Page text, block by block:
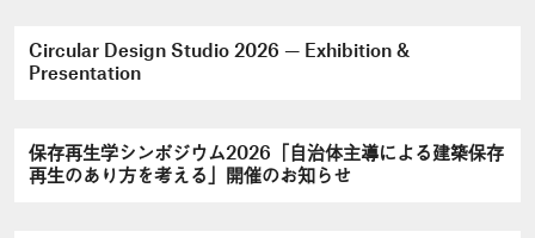
Circular Design Studio 2026 — Exhibition &
Presentation
保存再生学シンポジウム2026「自治体主導による建築保存
再生のあり方を考える」開催のお知らせ